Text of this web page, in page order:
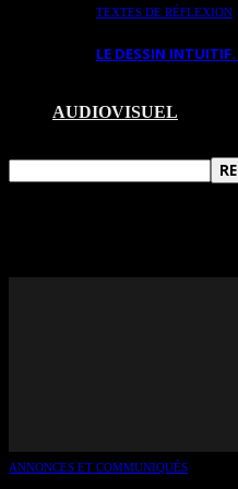
TEXTES DE RÉFLEXION
LE DESSIN
AUDIOVISUEL
ANNONCES ET COMMUNIQUÉS